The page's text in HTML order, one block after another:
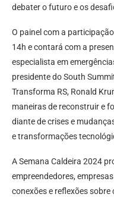
debater o futuro e os
O painel com a
14h e contará com a
especialista em
presidente do South
Transforma RS, Ronald
maneiras de reconstruir e
diante de crises e
e transformações
A Semana Caldeira 2024
empreendedores,
conexões e reflexões